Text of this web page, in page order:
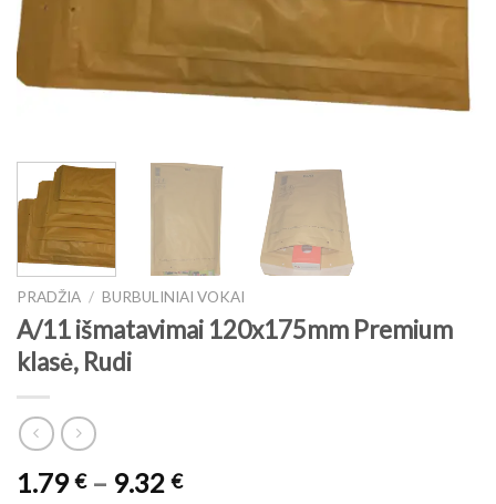
PRADŽIA / BURBULINIAI VOKAI
A/11 išmatavimai 120x175mm Premium
klasė, Rudi
1.79€ – 9.32 €Price